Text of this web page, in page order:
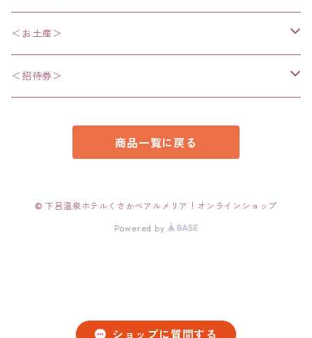
ショップに質問する
＜お土産＞
・お菓子
・美容、ボディケア関連
・雑貨
＜招待券＞
商品一覧に戻る
© 下呂温泉ホテルくさかべアルメリア！オンラインショップ
Powered by